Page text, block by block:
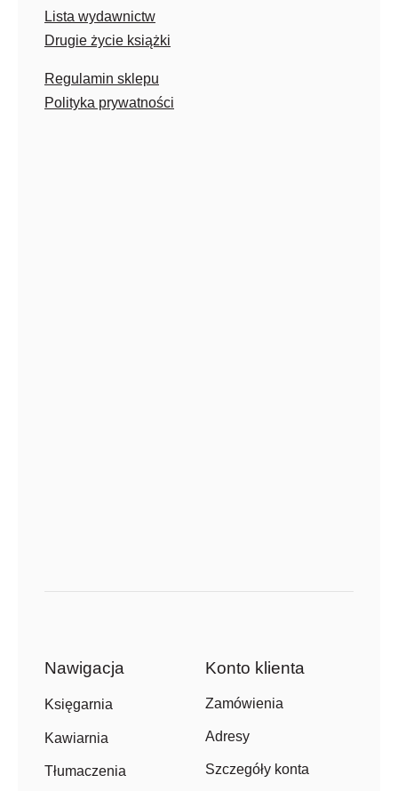
Lista wydawnictw
Drugie życie książki
Regulamin sklepu
Polityka prywatności
Nawigacja
Księgarnia
Kawiarnia
Tłumaczenia
Konto klienta
Zamówienia
Adresy
Szczegóły konta